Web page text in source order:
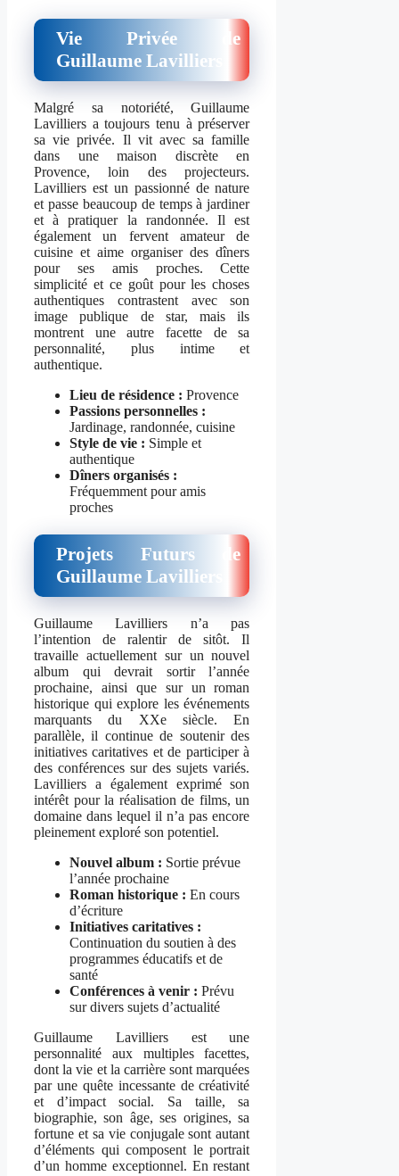
Vie Privée de
Guillaume Lavilliers
Malgré sa notoriété, Guillaume
Lavilliers a toujours tenu à préserver
sa vie privée. Il vit avec sa famille
dans une maison discrète en
Provence, loin des projecteurs.
Lavilliers est un passionné de nature
et passe beaucoup de temps à jardiner
et à pratiquer la randonnée. Il est
également un fervent amateur de
cuisine et aime organiser des dîners
pour ses amis proches. Cette
simplicité et ce goût pour les choses
authentiques contrastent avec son
image publique de star, mais ils
montrent une autre facette de sa
personnalité, plus intime et
authentique.
Lieu de résidence : Provence
Passions personnelles :
Jardinage, randonnée, cuisine
Style de vie : Simple et
authentique
Dîners organisés :
Fréquemment pour amis
proches
Projets Futurs de
Guillaume Lavilliers
Guillaume Lavilliers n’a pas
l’intention de ralentir de sitôt. Il
travaille actuellement sur un nouvel
album qui devrait sortir l’année
prochaine, ainsi que sur un roman
historique qui explore les événements
marquants du XXe siècle. En
parallèle, il continue de soutenir des
initiatives caritatives et de participer à
des conférences sur des sujets variés.
Lavilliers a également exprimé son
intérêt pour la réalisation de films, un
domaine dans lequel il n’a pas encore
pleinement exploré son potentiel.
Nouvel album : Sortie prévue
l’année prochaine
Roman historique : En cours
d’écriture
Initiatives caritatives :
Continuation du soutien à des
programmes éducatifs et de
santé
Conférences à venir : Prévu
sur divers sujets d’actualité
Guillaume Lavilliers est une
personnalité aux multiples facettes,
dont la vie et la carrière sont marquées
par une quête incessante de créativité
et d’impact social. Sa taille, sa
biographie, son âge, ses origines, sa
fortune et sa vie conjugale sont autant
d’éléments qui composent le portrait
d’un homme exceptionnel. En restant